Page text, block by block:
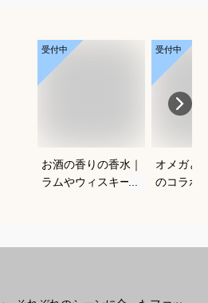
受付中
お酒の香りの香水｜
ラムやウィスキーな
受付中
オメガと
のコラボ